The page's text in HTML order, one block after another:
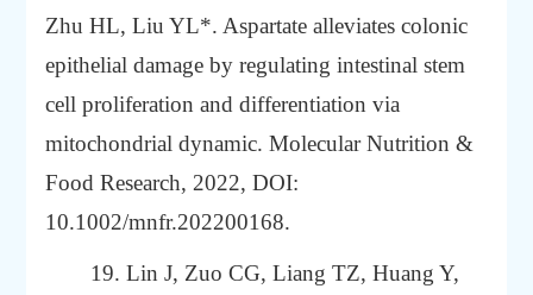
Zhu HL, Liu YL*. Aspartate alleviates colonic
epithelial damage by regulating intestinal stem
cell proliferation and differentiation via
mitochondrial dynamic. Molecular Nutrition &
Food Research, 2022, DOI:
10.1002/mnfr.202200168.
19. Lin J, Zuo CG, Liang TZ, Huang Y,